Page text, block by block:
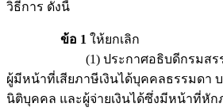
วิธีการ ดังนี้
ข้อ 1 ให้ยกเลิก
(1) ประกาศอธิบดีกรมสรรพา
ผู้มีหน้าที่เสียภาษีเงินได้บุคคลธรรมดา
นิติบุคคล และผู้จ่ายเงินได้ซึ่งมีหน้าที่หั